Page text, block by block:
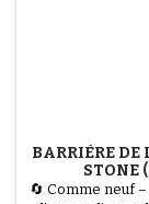
BARRIÈRE
STONE
🔄 Comme neuf